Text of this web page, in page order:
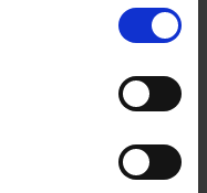
montagebeugel-
RGB +